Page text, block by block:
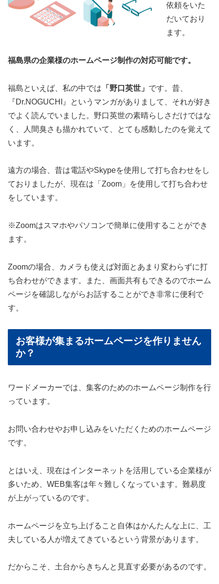
依頼をいた
だいており
ます。
福島県の企業様のホームページ制作の対応可能です。
福島といえば、私の中では 「野口英世」 です。昔、
『Dr.NOGUCHI』というマンガがありまして、それが好き
でよく読んでいました。野口英世の素晴らしさだけではな
く、人間臭さも描かれていて、とても感動したのを覚えて
います。
遠方の場合、昔は電話やSkypeを使用して打ち合わせをし
ておりましたが、現在は「Zoom」を使用して打ち合わせ
をしています。
※Zoomはスマホやパソコンで簡単に使用することができ
ます。
Zoomの場合、カメラも使えば対面とあまり変わらずに打
ち合わせができます。また、画面共有もできるのでホーム
ページを確認しながらお話することができ非常に便利で
す。
お客様が集まるホームページを作りません
か？
ワードメーカーでは、集客のためのホームページ制作を行
っています。
お問い合わせやお申し込みをいただくためのホームページ
です。
とはいえ、現在はインターネットを活用している企業様が
多いため、WEB集客は年々難しくなっています。難易度
が上がっているのです。
ホームページを立ち上げること自体はかんたんな上に、工
夫している人が増えてきているという背景があります。
だからこそ、土台からきちんと見直す必要があるのです。